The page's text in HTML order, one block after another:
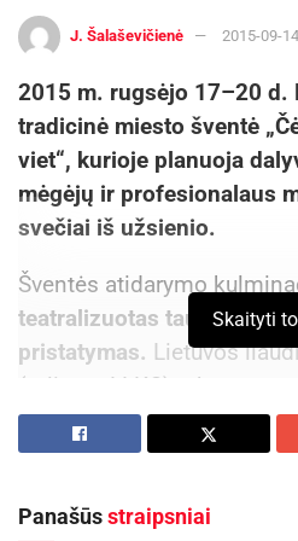
J. Šalaševičienė 2015-09-14
2015 m. rugsėjo 17–20 d.
tradicinė miesto šventė
viet“, kurioje planuoja
mėgėjų ir profesionalaus
svečiai iš užsienio.
Šventės atidarymo
teatralizuotas tautinio
pristatymas. Lietuvos
(toliau – LLKC)
Lietuvos regionų –
Dzūkijos, Suvalkijos ir
„Canticum novum“, kuris
Skaityti
Panašūsstraipsniai